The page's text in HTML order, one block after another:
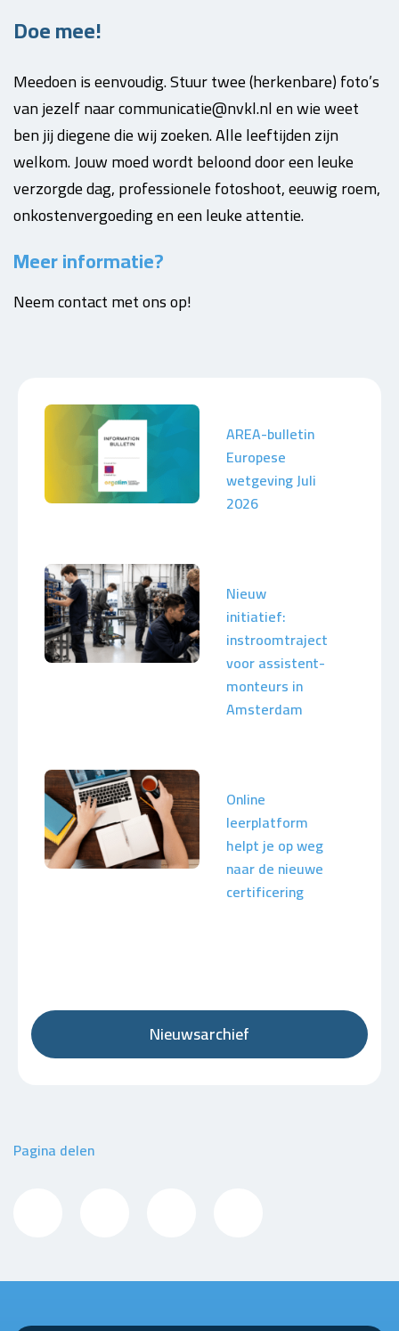
Doe mee!
Meedoen is eenvoudig. Stuur twee (herkenbare) foto’s
van jezelf naar communicatie@nvkl.nl en wie weet
ben jij diegene die wij zoeken. Alle leeftijden zijn
welkom. Jouw moed wordt beloond door een leuke
verzorgde dag, professionele fotoshoot, eeuwig roem,
onkostenvergoeding en een leuke attentie.
Meer informatie?
Neem contact met ons op!
AREA-bulletin
Europese
wetgeving Juli
2026
Nieuw
initiatief:
instroomtraject
voor assistent-
monteurs in
Amsterdam
Online
leerplatform
helpt je op weg
naar de nieuwe
certificering
Nieuwsarchief
Pagina delen